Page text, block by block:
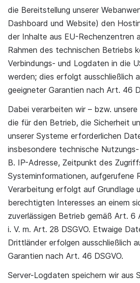
die Bereitstellung unserer
Dashboard und Website) den
der Inhalte aus EU-Rechenzentren
Rahmen des technischen Betriebs
Verbindungs- und Logdaten in die
werden; dies erfolgt ausschließlich
geeigneter Garantien nach Art. 46
Dabei verarbeiten wir – bzw.
die für den Betrieb, die Sicherheit
unserer Systeme erforderlichen
insbesondere technische
B. IP-Adresse, Zeitpunkt des
Systeminformationen, aufgerufene
Verarbeitung erfolgt auf Grundlage
berechtigten Interesses an einem
zuverlässigen Betrieb gemäß Art. 6
i. V. m. Art. 28 DSGVO. Etwaige
Drittländer erfolgen ausschließlich
Garantien nach Art. 46 DSGVO.
Server-Logdaten speichern wir aus